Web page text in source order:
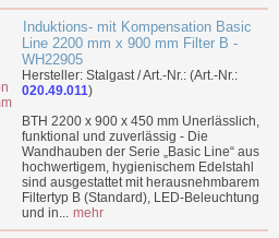
Induktions- mit Kompensation Basic
Line 2200 mm x 900 mm Filter B -
WH22905
Hersteller: Stalgast / Art.-Nr.: (Art.-Nr.:
020.49.011)
BTH 2200 x 900 x 450 mm Unerlässlich,
funktional und zuverlässig - Die
Wandhauben der Serie „Basic Line“ aus
hochwertigem, hygienischem Edelstahl
sind ausgestattet mit herausnehmbarem
Filtertyp B (Standard), LED-Beleuchtung
und in... mehr